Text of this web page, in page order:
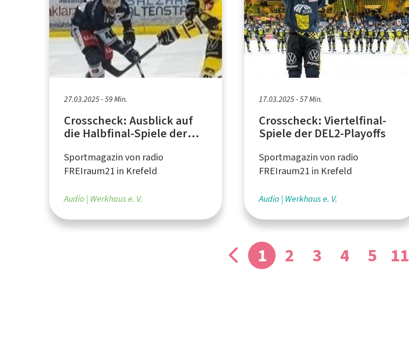
27.03.2025 - 59 Min.
Crosscheck: Ausblick auf
die Halbfinal-Spiele der
Sportmagazin von radio
FREIraum21 in Krefeld
Audio Werkhaus e. V.
17.03.2025 - 57 Min.
Crosscheck: Viertelfinal-
Spiele der DEL2-Playoffs
Sportmagazin von radio
FREIraum21 in Krefeld
Audio Werkhaus e. V.
1 2 3 4 5 11